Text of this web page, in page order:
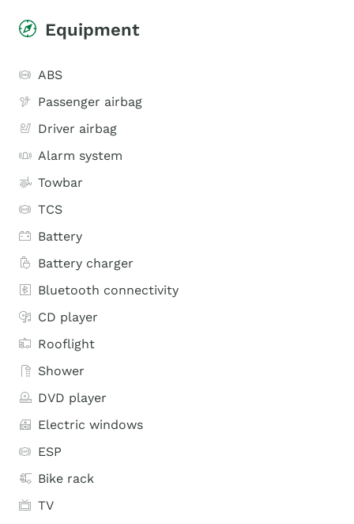
Equipment
ABS
Passenger airbag
Driver airbag
Alarm system
Towbar
TCS
Battery
Battery charger
Bluetooth connectivity
CD player
Rooflight
Shower
DVD player
Electric windows
ESP
Bike rack
TV